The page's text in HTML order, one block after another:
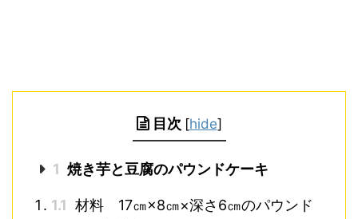
目次 [hide]
1 焼き芋と豆腐のパウンドケーキ
1.1 材料 17㎝×8㎝×深さ6㎝のパウンド